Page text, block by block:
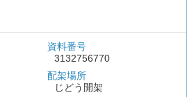
資料番号
3132756770
配架場所
じどう開架